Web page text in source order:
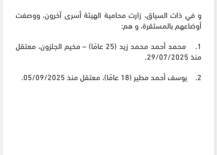
و في ذات السياق، زارت محامية الهيئة أسرى آخرون، ووصفت
أوضاعهم بالمستقرة، و هم:
1. محمد أحمد محمد زيد (25 عامًا) – مخيم الجلزون، معتقل
منذ 29/07/2025.
2. يوسف أحمد مطير (18 عامًا)، معتقل منذ 05/09/2025.